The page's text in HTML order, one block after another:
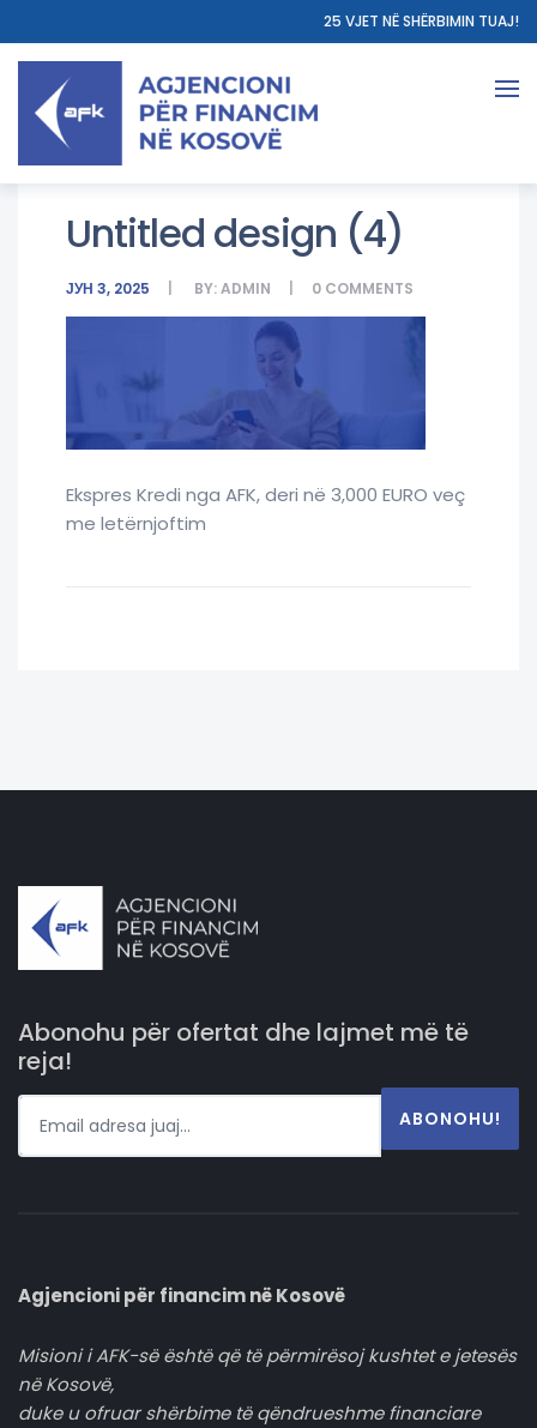
25 VJET NË SHËRBIMIN TUAJ!
Untitled design (4)
ЈУН 3, 2025 BY:ADMIN 0 COMMENTS
Ekspres Kredi nga AFK, deri në 3,000 EURO veç
me letërnjoftim
Abonohu për ofertat dhe lajmet më të
reja!
ABONOHU!
Agjencioni për financim në Kosovë
Misioni i AFK-së është që të përmirësoj kushtet e jetesës
në Kosovë,
duke u ofruar shërbime të qëndrueshme financiare